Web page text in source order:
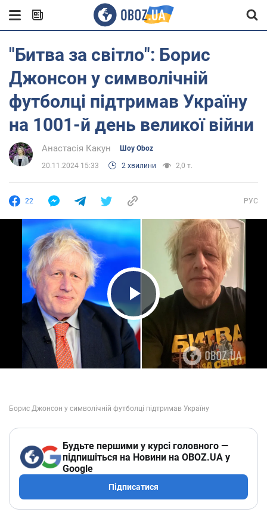
"Битва за світло": Борис
Джонсон у символічній
футболці підтримав Україну
на 1001-й день великої війни
Анастасія Какун Шоу Oboz
20.11.2024 15:33 2 хвилини 2,0 т.
22 РУС
Play Video
Будьте першими у курсі головного —
підпишіться на Новини на OBOZ.UA у
Google
Підписатися